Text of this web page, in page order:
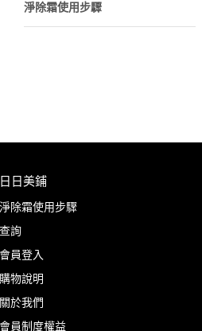
淨除霜使用步驟
日日美鋪
淨除霜使用步驟
查詢
會員登入
購物說明
關於我們
會員制度權益